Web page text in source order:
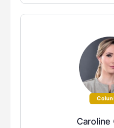
Caroline